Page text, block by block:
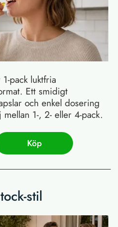
pack luktfria
Ett smidigt
och enkel dosering
1-, 2- eller 4-pack.
Köp
stil